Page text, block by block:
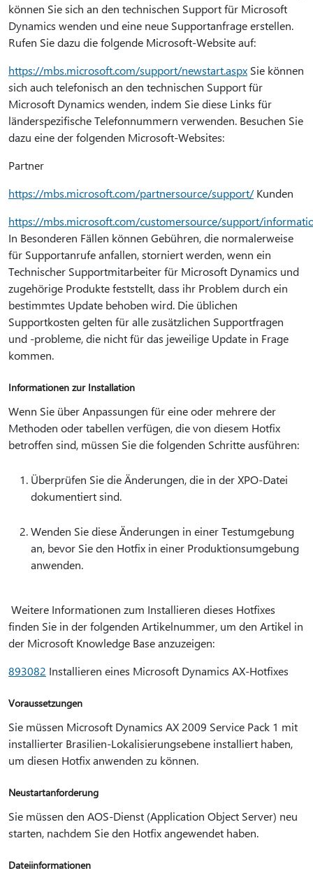
können Sie sich an den technischen Support für Microsoft
Dynamics wenden und eine neue Supportanfrage erstellen.
Rufen Sie dazu die folgende Microsoft-Website auf:
https://mbs.microsoft.com/support/newstart.aspx Sie können
sich auch telefonisch an den technischen Support für
Microsoft Dynamics wenden, indem Sie diese Links für
länderspezifische Telefonnummern verwenden. Besuchen Sie
dazu eine der folgenden Microsoft-Websites:
Partner
https://mbs.microsoft.com/partnersource/support/Kunden
https://mbs.microsoft.com/customersource/support/
In Besonderen Fällen können Gebühren, die normalerweise
für Supportanrufe anfallen, storniert werden, wenn ein
Technischer Supportmitarbeiter für Microsoft Dynamics und
zugehörige Produkte feststellt, dass ihr Problem durch ein
bestimmtes Update behoben wird. Die üblichen
Supportkosten gelten für alle zusätzlichen Supportfragen
und -probleme, die nicht für das jeweilige Update in Frage
kommen.
Informationen zur Installation
Wenn Sie über Anpassungen für eine oder mehrere der
Methoden oder tabellen verfügen, die von diesem Hotfix
betroffen sind, müssen Sie die folgenden Schritte ausführen:
Überprüfen Sie die Änderungen, die in der XPO-Datei
dokumentiert sind.
Wenden Sie diese Änderungen in einer Testumgebung
an, bevor Sie den Hotfix in einer Produktionsumgebung
anwenden.
Weitere Informationen zum Installieren dieses Hotfixes
finden Sie in der folgenden Artikelnummer, um den Artikel in
der Microsoft Knowledge Base anzuzeigen:
893082 Installieren eines Microsoft Dynamics AX-Hotfixes
Voraussetzungen
Sie müssen Microsoft Dynamics AX 2009 Service Pack 1 mit
installierter Brasilien-Lokalisierungsebene installiert haben,
um diesen Hotfix anwenden zu können.
Neustartanforderung
Sie müssen den AOS-Dienst (Application Object Server) neu
starten, nachdem Sie den Hotfix angewendet haben.
Dateiinformationen